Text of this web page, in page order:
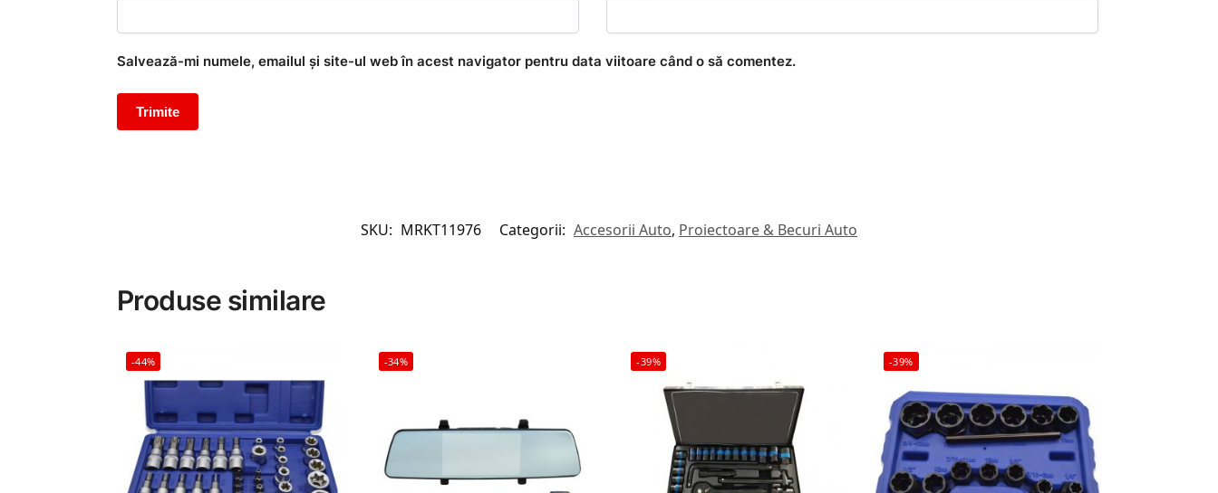
Salvează-mi numele, emailul și site-ul web în acest navigator pentru data viitoare când o să comentez.
SKU: MRKT11976 Categorii: Accesorii Auto, Proiectoare & Becuri Auto
Produse similare
-44% -34% -39% -39%